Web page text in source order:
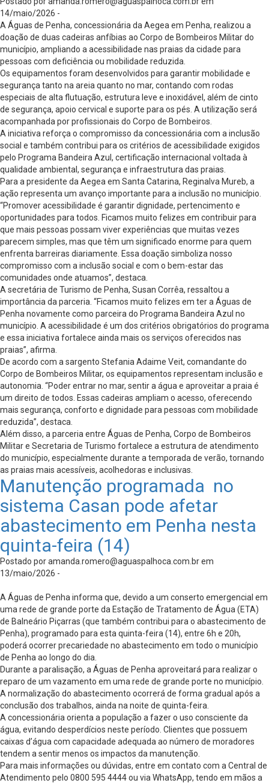
14/maio/2026 -
A Águas de Penha, concessionária da Aegea em Penha, realizou a
doação de duas cadeiras anfíbias ao Corpo de Bombeiros Militar do
município, ampliando a acessibilidade nas praias da cidade para
pessoas com deficiência ou mobilidade reduzida.
Os equipamentos foram desenvolvidos para garantir mobilidade e
segurança tanto na areia quanto no mar, contando com rodas
especiais de alta flutuação, estrutura leve e inoxidável, além de cinto
de segurança, apoio cervical e suporte para os pés. A utilização será
acompanhada por profissionais do Corpo de Bombeiros.
A iniciativa reforça o compromisso da concessionária com a inclusão
social e também contribui para os critérios de acessibilidade exigidos
pelo Programa Bandeira Azul, certificação internacional voltada à
qualidade ambiental, segurança e infraestrutura das praias.
Para a presidente da Aegea em Santa Catarina, Reginalva Mureb, a
ação representa um avanço importante para a inclusão no município.
“Promover acessibilidade é garantir dignidade, pertencimento e
oportunidades para todos. Ficamos muito felizes em contribuir para
que mais pessoas possam viver experiências que muitas vezes
parecem simples, mas que têm um significado enorme para quem
enfrenta barreiras diariamente. Essa doação simboliza nosso
compromisso com a inclusão social e com o bem-estar das
comunidades onde atuamos”, destaca.
A secretária de Turismo de Penha, Susan Corrêa, ressaltou a
importância da parceria. “Ficamos muito felizes em ter a Águas de
Penha novamente como parceira do Programa Bandeira Azul no
município. A acessibilidade é um dos critérios obrigatórios do programa
e essa iniciativa fortalece ainda mais os serviços oferecidos nas
praias”, afirma.
De acordo com a sargento Stefania Adaime Veit, comandante do
Corpo de Bombeiros Militar, os equipamentos representam inclusão e
autonomia. “Poder entrar no mar, sentir a água e aproveitar a praia é
um direito de todos. Essas cadeiras ampliam o acesso, oferecendo
mais segurança, conforto e dignidade para pessoas com mobilidade
reduzida”, destaca.
Além disso, a parceria entre Águas de Penha, Corpo de Bombeiros
Militar e Secretaria de Turismo fortalece a estrutura de atendimento
do município, especialmente durante a temporada de verão, tornando
as praias mais acessíveis, acolhedoras e inclusivas.
Manutenção programada no
sistema Casan pode afetar
abastecimento em Penha nesta
quinta-feira (14)
Postado poramanda.romero@aguaspalhoca.com.brem
13/maio/2026 -
A Águas de Penha informa que, devido a um conserto emergencial em
uma rede de grande porte da Estação de Tratamento de Água (ETA)
de Balneário Piçarras (que também contribui para o abastecimento de
Penha), programado para esta quinta-feira (14), entre 6h e 20h,
poderá ocorrer precariedade no abastecimento em todo o município
de Penha ao longo do dia.
Durante a paralisação, a Águas de Penha aproveitará para realizar o
reparo de um vazamento em uma rede de grande porte no município.
A normalização do abastecimento ocorrerá de forma gradual após a
conclusão dos trabalhos, ainda na noite de quinta-feira.
A concessionária orienta a população a fazer o uso consciente da
água, evitando desperdícios neste período. Clientes que possuem
caixas d’água com capacidade adequada ao número de moradores
tendem a sentir menos os impactos da manutenção.
Para mais informações ou dúvidas, entre em contato com a Central de
Atendimento pelo 0800 595 4444 ou via WhatsApp, tendo em mãos a